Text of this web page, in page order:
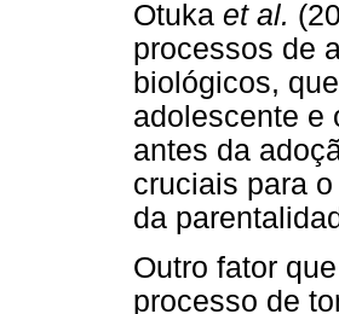
Otuka et al.
processos de
biológicos,
adolescente e
antes da
cruciais para
da
Outro fator
processo de